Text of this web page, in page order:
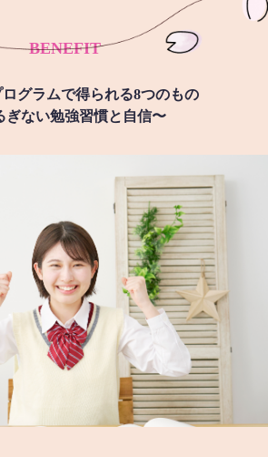
BENEFIT
グラムで得られる8つのもの
ぎない勉強習慣と自信〜